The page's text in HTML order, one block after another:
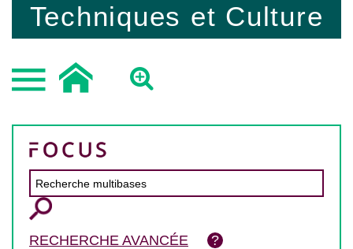
Techniques et Culture
RECHERCHE AVANCÉE